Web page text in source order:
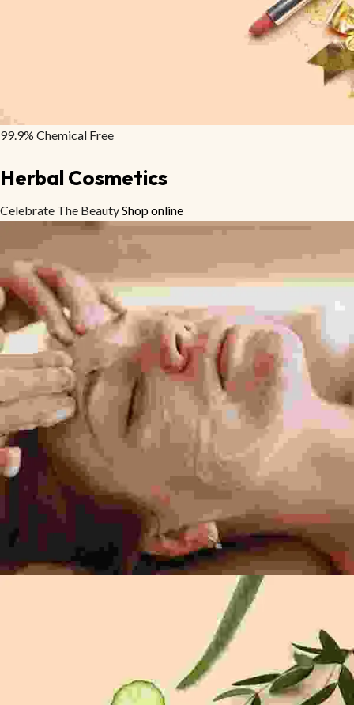
99.9% Chemical Free
Herbal Cosmetics
Celebrate The BeautyShop online